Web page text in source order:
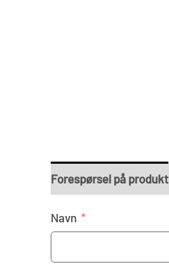
Forespørsel på produkt
Navn